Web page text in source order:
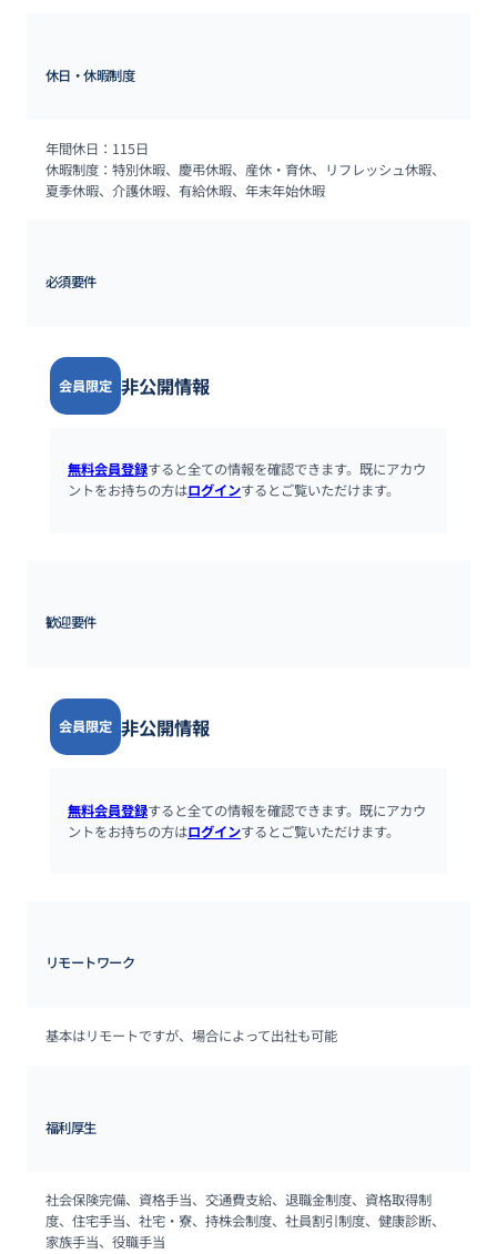
休日・休暇制度
年間休日：115日
休暇制度：特別休暇、慶弔休暇、産休・育休、リフレッシュ休暇、
夏季休暇、介護休暇、有給休暇、年末年始休暇
必須要件
会員限定 非公開情報
無料会員登録すると全ての情報を確認できます。既にアカウ
ントをお持ちの方はログインするとご覧いただけます。
歓迎要件
会員限定 非公開情報
無料会員登録すると全ての情報を確認できます。既にアカウ
ントをお持ちの方はログインするとご覧いただけます。
リモートワーク
基本はリモートですが、場合によって出社も可能
福利厚生
社会保険完備、資格手当、交通費支給、退職金制度、資格取得制
度、住宅手当、社宅・寮、持株会制度、社員割引制度、健康診断、
家族手当、役職手当